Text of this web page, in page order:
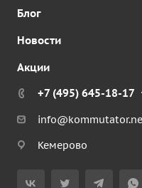
Блог
Новости
Акции
+7 (495) 645-18-17
Кемерово